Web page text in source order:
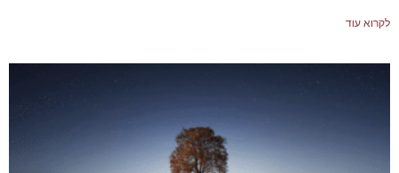
לקרוא עוד